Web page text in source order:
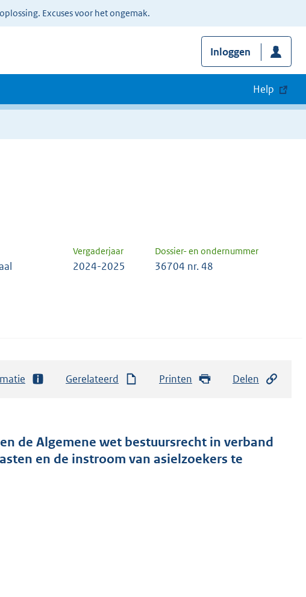
Excuses voor het ongemak.
Inloggen
Help
Vergaderjaar Dossier- en ondernummer
2024-2025 36704 nr. 48
Gerelateerd Printen Delen
de Algemene wet bestuursrecht in verband
en de instroom van asielzoekers te